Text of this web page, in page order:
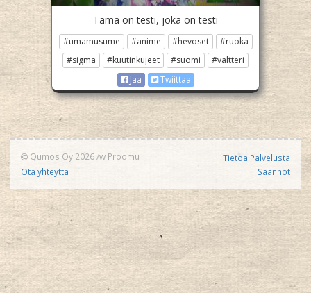
Tämä on testi, joka on testi
#umamusume #anime #hevoset
#ruoka
#sigma
#kuutinkujeet #suomi
#valtteri
Jaa
Twiittaa
Qumos Oy 2026/w Proomu
Ota yhteyttä
Tietoa Palvelusta
Säännöt